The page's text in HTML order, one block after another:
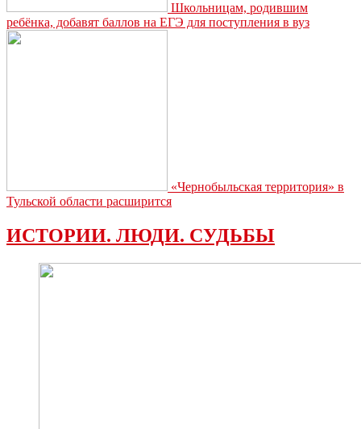
Школьницам, родившим
ребёнка, добавят баллов на ЕГЭ для поступления в вуз
«Чернобыльская территория» в
Тульской области расширится
ИСТОРИИ. ЛЮДИ. СУДЬБЫ